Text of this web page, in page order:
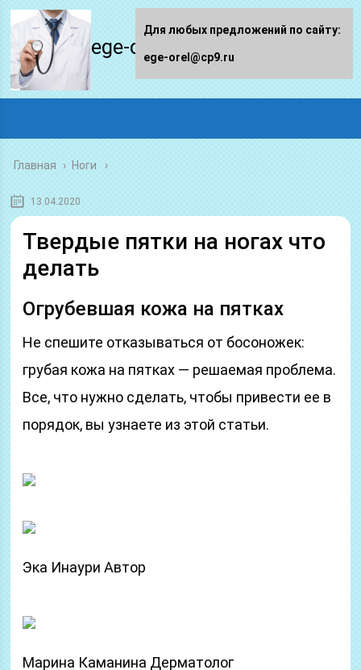
ege-orel.ru
Главная › Ноги
13.04.2020
Твердые пятки на ногах что
делать
Огрубевшая кожа на пятках
Не спешите отказываться от босоножек:
грубая кожа на пятках — решаемая проблема.
Все, что нужно сделать, чтобы привести ее в
порядок, вы узнаете из этой статьи.
Эка Инаури Автор
Марина Каманина Дерматолог
Для любых предложений по сайту:
ege-orel@cp9.ru